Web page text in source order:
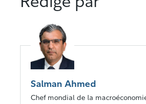
Salman Ahmed
Chef mondial de la